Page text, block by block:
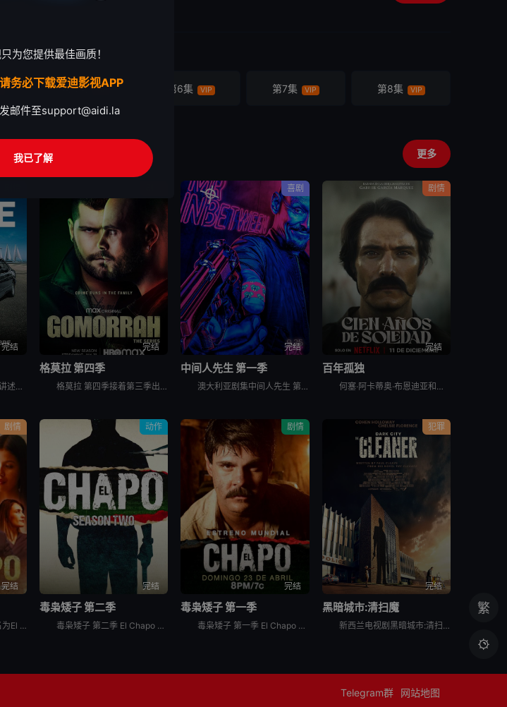
第5集 VIP 第6集 VIP 第7集 VIP 第8集 VIP
更多
完结
法国电视剧塔皮 Tapie讲述的是：伯纳德·塔皮，一个野心勃勃的工人阶级男人，成为了法国最具争议的公众人物之一。本剧是关于他的传记历史片
完结
格莫拉 第四季
格莫拉 第四季接着第三季出乎意料的结局，在第四季，杰尼和帕特莉西娅必须建立新的权力制衡体系，与此同时，恩佐和瓦莱里奥需要巩固他们的帮派在那不勒斯市中心的统治地位。他们两方都将面临新的威胁与敌人。为
喜剧
完结
中间人先生 第一季
澳大利亚剧集中间人先生 第一季英文名为Mr Inbetween Season 1，Scott Ryan主创兼主演﹑Nash Edgerton执导的喜剧《中间人先生 Mr Inbetween》获FX
剧情
完结
百年孤独
何塞·阿卡蒂奥·布恩迪亚和乌苏拉·伊瓜兰这对表兄妹不顾父母的反对结婚了，他们离开了村庄，踏上了寻找新家园的漫长旅程。在朋友和冒险家的陪伴下，他们最终在一条有史前石头的河岸旁建立了一座乌托邦小镇，并
剧情
完结
毒枭矮子 第三季英文名为El Chapo Season 3，是2018年墨西哥剧情剧集。The DEA is alarmed by the expansive growth of El Chapo
动作
完结
毒枭矮子 第二季
毒枭矮子 第二季 El Chapo Season 2讲述的是：毒枭“矮子”逃离监狱，并得到了政府的支持，成为贩毒集团联盟领袖。然而并非所有集团都同意加入，一场战争就此展开。
剧情
完结
毒枭矮子 第一季
毒枭矮子 第一季 El Chapo Season 1是剧情类剧集，记录了恶名昭彰的墨西哥毒枭“矮子”华金·古斯曼崛起、被捕和逃脱的真实故事。
犯罪
完结
黑暗城市:清扫魔
新西兰电视剧黑暗城市:清扫魔英文名为Dark City: The Cleaner，是根据Paul Cleave的小说《清掃魔》（The Cleaner）改编。
Telegram群 网站地图
繁

为您提供最佳画质！
务必下载爱迪影视APP
邮件至support@aidi.la
我已了解